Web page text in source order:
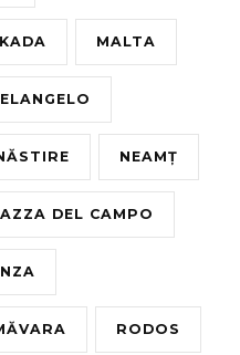
MALTA
NEAMȚ
DEL CAMPO
RODOS